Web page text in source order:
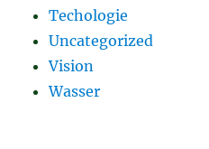
Techologie
Uncategorized
Vision
Wasser